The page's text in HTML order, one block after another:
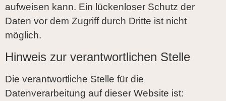
aufweisen kann. Ein lückenloser Schutz der
Daten vor dem Zugriff durch Dritte ist nicht
möglich.
Hinweis zur verantwortlichen Stelle
Die verantwortliche Stelle für die
Datenverarbeitung auf dieser Website ist: